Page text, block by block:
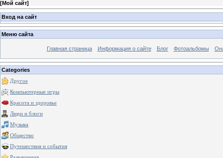
[Мой сайт]
Вход на сайт
Меню сайта
Главная страница Информация о сайте Блог Фотоальбомы
Categories
Другое
Компьютерные игры
Красота и здоровье
Люди и блоги
Музыка
Общество
Путешествия и события